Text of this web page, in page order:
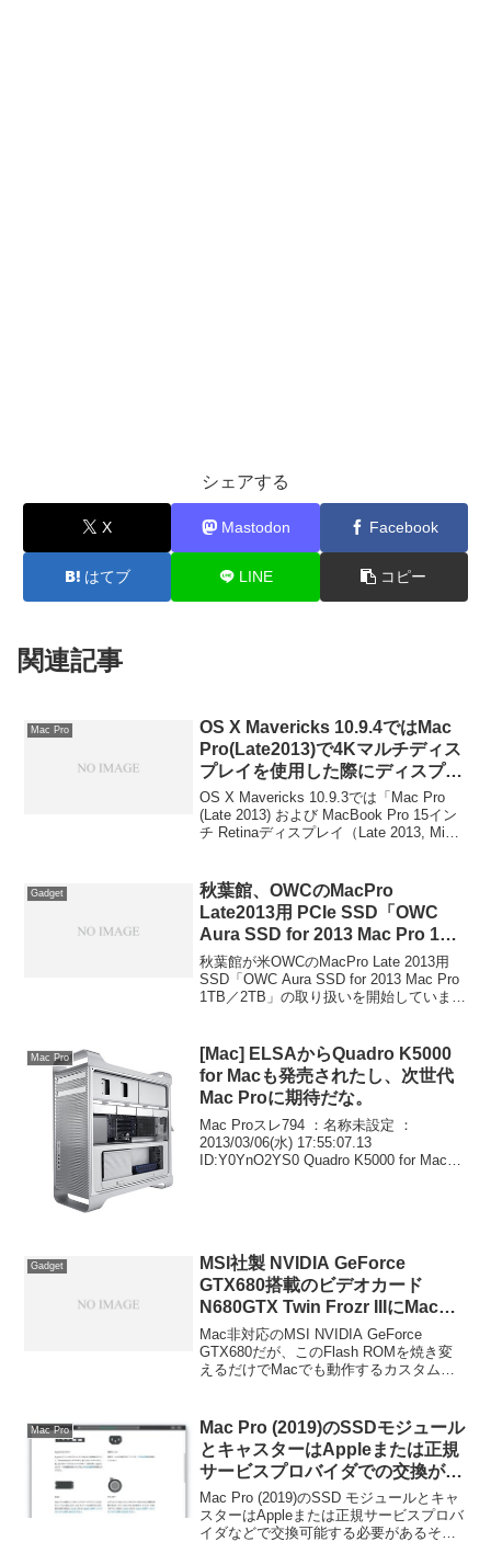
シェアする
X Mastodon Facebook
はてブ LINE コピー
関連記事
Mac Pro
OS X Mavericks 10.9.4ではMac
Pro(Late2013)で4Kマルチディス
プレイを使用した際にディスプレ
イが映らなくなる不具合が修正。
OS X Mavericks 10.9.3では「Mac Pro
(Late 2013) および MacBook Pro 15イン
チ Retinaディスプレイ（Late 2013, Mid
Mac Pro (Late 2013)で4Kマルチディスプ
レイを使用した際、2nd, 3rdモニタが映ら
ないなどの不具合が起こっていましたが
OS X Mavericks 10.9.4ではこの問題が修
正されているようです。詳細は以下か
ら。
Gadget
秋葉館、OWCのMacPro
Late2013用 PCIe SSD「OWC
Aura SSD for 2013 Mac Pro 1TB
／2TB」の取り扱いを開始。
秋葉館が米OWCのMacPro Late 2013用
SSD「OWC Aura SSD for 2013 Mac Pro
1TB／2TB」の取り扱いを開始していま
Mac Pro
[Mac] ELSAからQuadro K5000
for Macも発売されたし、次世代
Mac Proに期待だな。
Mac Proスレ794 ：名称未設定 ：
2013/03/06(水) 17:55:07.13
ID:Y0YnO2YS0 Quadro K5000 for Mac発
Gadget
MSI社製 NVIDIA GeForce
GTX680搭載のビデオカード
N680GTX Twin Frozr IIIにMac用
ROMを焼いてベンチマークとっ
てみた
Mac非対応のMSI NVIDIA GeForce
GTX680だが、このFlash ROMを焼き変
えるだけでMacでも動作するカスタム
Mac Pro
Mac Pro (2019)のSSDモジュール
とキャスターはAppleまたは正規
サービスプロバイダでの交換が必
要。
Mac Pro (2019)のSSD モジュールとキャ
スターはAppleまたは正規サービスプロバ
イダなどで交換可能する必要があるそう